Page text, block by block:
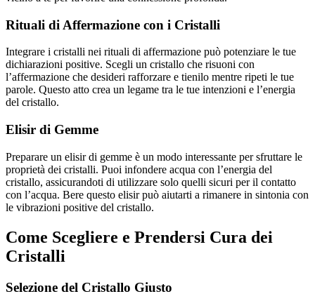
Rituali di Affermazione con i Cristalli
Integrare i cristalli nei rituali di affermazione può potenziare le tue
dichiarazioni positive. Scegli un cristallo che risuoni con
l’affermazione che desideri rafforzare e tienilo mentre ripeti le tue
parole. Questo atto crea un legame tra le tue intenzioni e l’energia
del cristallo.
Elisir di Gemme
Preparare un elisir di gemme è un modo interessante per sfruttare le
proprietà dei cristalli. Puoi infondere acqua con l’energia del
cristallo, assicurandoti di utilizzare solo quelli sicuri per il contatto
con l’acqua. Bere questo elisir può aiutarti a rimanere in sintonia con
le vibrazioni positive del cristallo.
Come Scegliere e Prendersi Cura dei
Cristalli
Selezione del Cristallo Giusto